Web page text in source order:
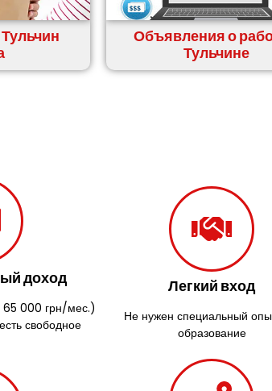
Объявления о
Тульчине
доход
000 грн/мес.)
свободное
Легкий вход
Не нужен специальный
образование